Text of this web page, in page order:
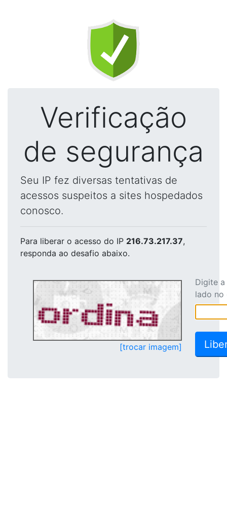
Verificação
de segurança
Seu IP fez diversas tentativas de
acessos suspeitos a sites hospedados
conosco.
Para liberar o acesso do IP 216.73.217.37,
responda ao desafio abaixo.
[trocar imagem]
Digite
lado no